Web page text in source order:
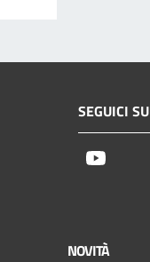
SEGUICI SU
NOVITÀ